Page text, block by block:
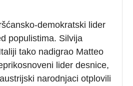
demokratski lider
populistima. Silvija
tako nadigrao Matteo
lider desnice,
narodnjaci otplovili